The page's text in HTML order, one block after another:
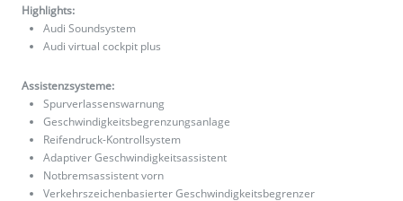
Highlights:
Audi Soundsystem
Audi virtual cockpit plus
Assistenzsysteme:
Spurverlassenswarnung
Geschwindigkeitsbegrenzungsanlage
Reifendruck-Kontrollsystem
Adaptiver Geschwindigkeitsassistent
Notbremsassistent vorn
Verkehrszeichenbasierter Geschwindigkeitsbegrenzer